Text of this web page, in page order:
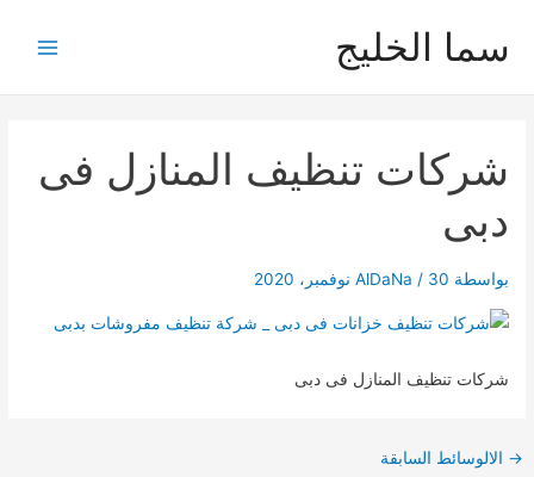
سما الخليج
شركات تنظيف المنازل فى
دبى
بواسطة AlDaNa / 30 نوفمبر، 2020
شركات تنظيف المنازل فى دبى
Post
→ الالوسائط السابقة